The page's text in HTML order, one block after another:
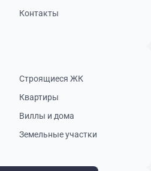
Контакты
Строящиеся ЖК
Квартиры
Виллы и дома
Земельные участки